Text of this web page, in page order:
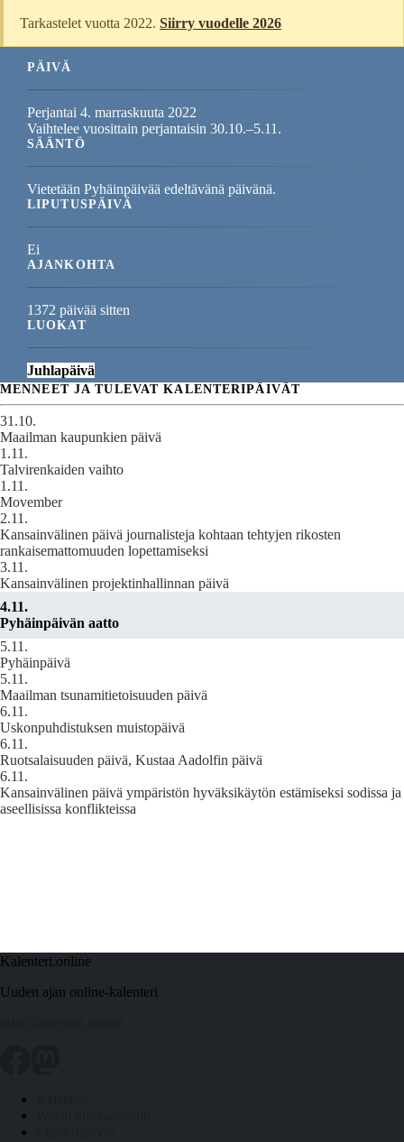
Tarkastelet vuotta 2022.Siirry vuodelle 2026
PÄIVÄ
Perjantai 4. marraskuuta 2022
Vaihtelee vuosittain perjantaisin 30.10.–5.11.
SÄÄNTÖ
Vietetään Pyhäinpäivää edeltävänä päivänä.
LIPUTUSPÄIVÄ
Ei
AJANKOHTA
1372 päivää sitten
LUOKAT
Juhlapäivä
MENNEET JA TULEVAT KALENTERIPÄIVÄT
31.10.
Maailman kaupunkien päivä
1.11.
Talvirenkaiden vaihto
1.11.
Movember
2.11.
Kansainvälinen päivä journalisteja kohtaan tehtyjen rikosten
rankaisemattomuuden lopettamiseksi
3.11.
Kansainvälinen projektinhallinnan päivä
4.11.
Pyhäinpäivän aatto
5.11.
Pyhäinpäivä
5.11.
Maailman tsunamitietoisuuden päivä
6.11.
Uskonpuhdistuksen muistopäivä
6.11.
Ruotsalaisuuden päivä, Kustaa Aadolfin päivä
6.11.
Kansainvälinen päivä ympäristön hyväksikäytön estämiseksi sodissa ja
aseellisissa konflikteissa
Kalenteri.online
Uuden ajan online-kalenteri